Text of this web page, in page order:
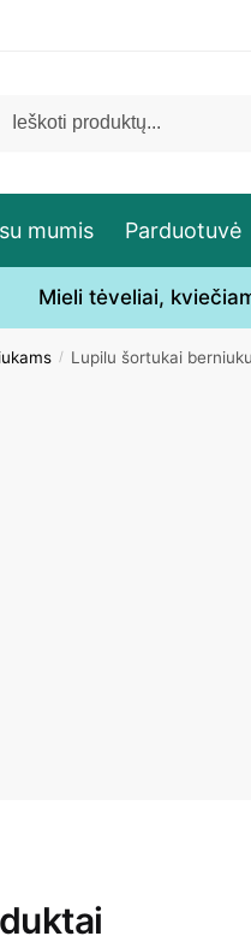
mumis Parduotuvė
Mieli tėveliai,
/ Lupilu šortukai